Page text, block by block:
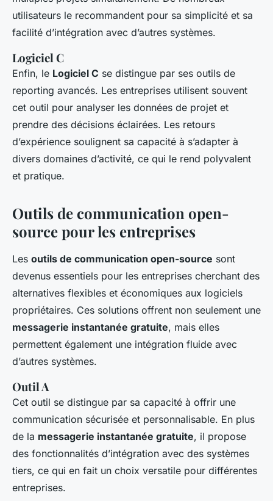
utilisateurs le recommandent pour sa simplicité et sa
facilité d’intégration avec d’autres systèmes.
Logiciel C
Enfin, le Logiciel C se distingue par ses outils de
reporting avancés. Les entreprises utilisent souvent
cet outil pour analyser les données de projet et
prendre des décisions éclairées. Les retours
d’expérience soulignent sa capacité à s’adapter à
divers domaines d’activité, ce qui le rend polyvalent
et pratique.
Outils de communication open-
source pour les entreprises
Les outils de communication open-source sont
devenus essentiels pour les entreprises cherchant des
alternatives flexibles et économiques aux logiciels
propriétaires. Ces solutions offrent non seulement une
messagerie instantanée gratuite, mais elles
permettent également une intégration fluide avec
d’autres systèmes.
Outil A
Cet outil se distingue par sa capacité à offrir une
communication sécurisée et personnalisable. En plus
de la messagerie instantanée gratuite, il propose
des fonctionnalités d’intégration avec des systèmes
tiers, ce qui en fait un choix versatile pour différentes
entreprises.